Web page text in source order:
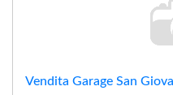
Vendita Garage San